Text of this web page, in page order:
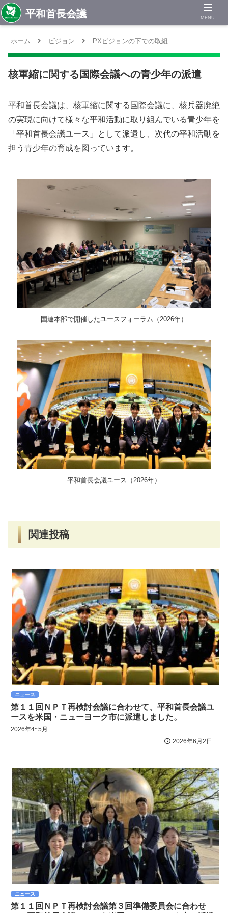
ホーム ビジョン PXビジョンの下での取組
核軍縮に関する国際会議への青少年の派遣
平和首長会議は、核軍縮に関する国際会議に、核兵器廃絶
の実現に向けて様々な平和活動に取り組んでいる青少年を
「平和首長会議ユース」として派遣し、次代の平和活動を
担う青少年の育成を図っています。
国連本部で開催したユースフォーラム（2026年）
平和首長会議ユース（2026年）
関連投稿
ニュース
第１１回ＮＰＴ再検討会議に合わせて、平和首長会議ユ
ースを米国・ニューヨーク市に派遣しました。
2026年4~5月
2026年6月2日
ニュース
第１１回ＮＰＴ再検討会議第３回準備委員会に合わせ
MENU